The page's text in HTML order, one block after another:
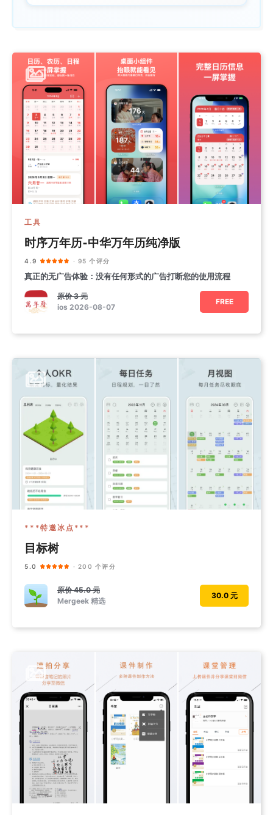
工具
时序万年历-中华万年历纯净版
4.9 · 95 个评分
真正的无广告体验：没有任何形式的广告打断您的使用流程
原价3 元
ios 2026-08-07
FREE
***特邀冰点***
目标树
5.0 · 200 个评分
原价45.0 元
Mergeek 精选
30.0 元